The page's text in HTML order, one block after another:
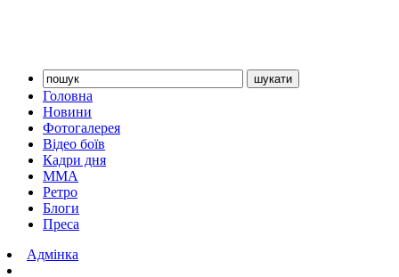
Головна
Новини
Фотогалерея
Відео боїв
Кадри дня
ММА
Ретро
Блоги
Преса
Адмінка